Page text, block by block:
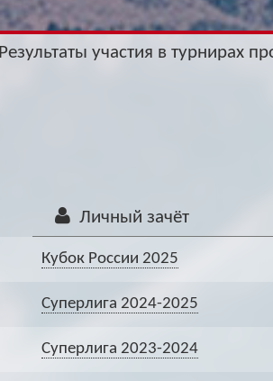
Результаты участия в турнирах
Личный зачёт
Кубок России 2025
Суперлига 2024-2025
Суперлига 2023-2024